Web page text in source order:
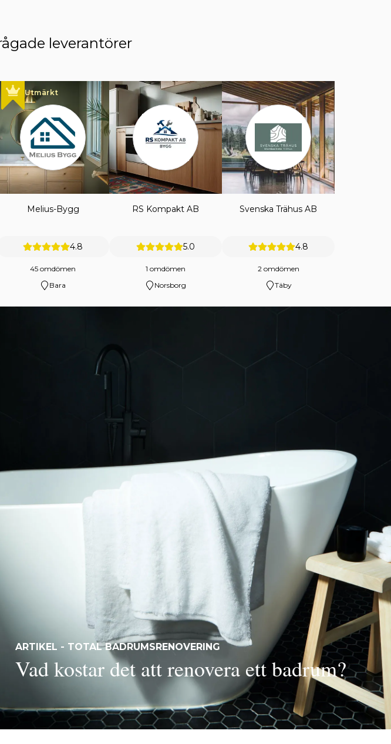
leverantörer
Utmärkt
Melius-Bygg
4.8
45 omdömen
Bara
RS Kompakt AB
5.0
1 omdömen
Norsborg
Svenska Trähus AB
4.8
2 omdömen
Täby
ARTIKEL - TOTAL BADRUMSRENOVERING
Vad kostar det att renovera ett badrum?